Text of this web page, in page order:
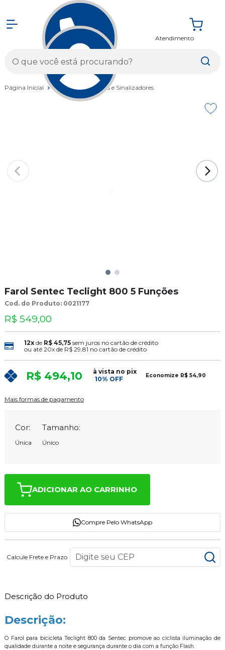
Atendimento
Página Inicial Acessórios Faróis e Sinalizadores
Farol Sentec Teclight 800 5 Funções
Cod. do Produto: 0021177
R$ 549,00
12xde R$ 45,75 sem juros no cartão de crédito
ou até 20xde R$ 29,81 no cartão de crédito
R$ 494,10
à vista no pix
10% OFF
Economize R$ 54,90
Mais formas de pagamento
Cor:
Única
Tamanho:
Único
ADICIONAR AO CARRINHO
Compre Pelo WhatsApp
Calcule Frete e Prazo
Descrição do Produto
Descrição:
O Farol para bicicleta Teclight 800 da Sentec promove ao ciclista iluminação de
qualidade durante a noite e segurança durante o dia com a função Flash.